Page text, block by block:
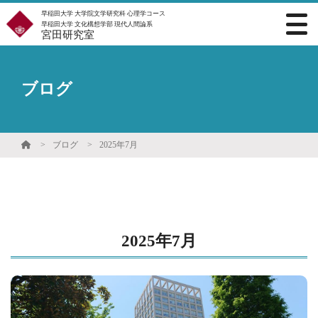
早稲田大学 大学院文学研究科 心理学コース
早稲田大学 文化構想学部 現代人間論系
宮田研究室
ブログ
ブログ 2025年7月
2025年7月